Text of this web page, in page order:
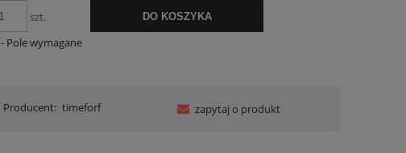
szt. DO KOSZYKA
- Pole wymagane
Producent: timeforf zapytaj o produkt